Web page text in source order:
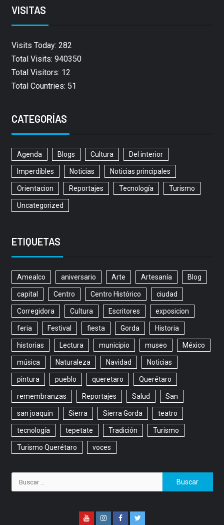
VISITAS
Visits Today: 282
Total Visits: 940350
Total Visitors: 12
Total Countries: 51
CATEGORÍAS
Agenda Blogs Cultura Del interior
Imperdibles Noticias Noticias principales
Orientacion Reportajes Tecnología Turismo
Uncategorized
ETIQUETAS
Amealco aniversario Arte Artesanía Blog
capital Centro Centro Histórico ciudad
Corregidora Cultura Escritores exposicion
feria Festival fiesta Gorda Historia
historias Lectura municipio museo México
música Naturaleza Navidad Noticias
pintura pueblo queretaro Querétaro
remembranzas Reportajes Salud San
san joaquin Sierra Sierra Gorda teatro
tecnología tepetate Tradición Turismo
Turismo Querétaro voces